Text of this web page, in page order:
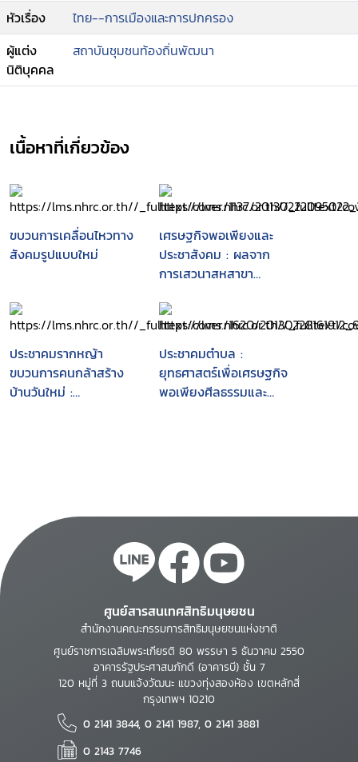
หัวเรื่อง
ไทย--การเมืองและการปกครอง
ผู้แต่ง
นิติบุคคล
สถาบันชุมชนท้องถิ่นพัฒนา
เนื้อหาที่เกี่ยวข้อง
ขบวนการเคลื่อนไหวทาง
สังคมรูปแบบใหม่
เศรษฐกิจพอเพียงและ
ประชาสังคม : ผลจาก
การเสวนาสหสาขา
แห่งชาติ ครั้งที่ 1
ประชาคมรากหญ้า
ขบวนการคนกล้าสร้าง
บ้านวันใหม่ :
ประชาคมตำบล :
ยุทธศาสตร์เพื่อเศรษฐกิจ
พอเพียงศีลธรรมและ
ศูนย์สารสนเทศสิทธิมนุษยชน
สำนักงานคณะกรรมการสิทธิมนุษยชนแห่งชาติ
ศูนย์ราชการเฉลิมพระเกียรติ 80 พรรษา 5 ธันวาคม 2550
อาคารรัฐประศาสนภักดี (อาคารบี) ชั้น 7
120 หมู่ที่ 3 ถนนแจ้งวัฒนะ แขวงทุ่งสองห้อง เขตหลักสี่
กรุงเทพฯ 10210
0 2141 3844, 0 2141 1987, 0 2141 3881
0 2143 7746